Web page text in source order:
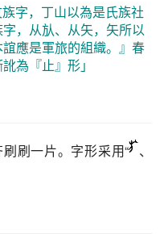
字，丁山以為是氏族社
，从㫃、从矢，矢所以
應是軍旅的組織。』春
為『止』形」
刷一片。字形采用“ 、